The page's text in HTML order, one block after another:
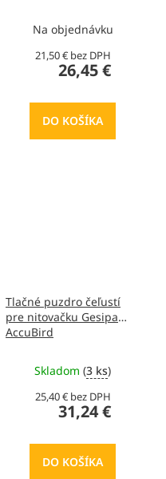
Na objednávku
21,50 € bez DPH
26,45 €
DO KOŠÍKA
Tlačné puzdro čeľustí
pre nitovačku Gesipa
AccuBird
Skladom (3 ks)
25,40 € bez DPH
31,24 €
DO KOŠÍKA